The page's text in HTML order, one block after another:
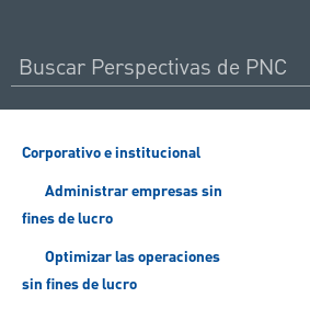
Corporativo e institucional
Administrar empresas sin
fines de lucro
Optimizar las operaciones
sin fines de lucro